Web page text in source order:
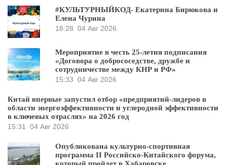
#КУЛЬТУРНЫЙКОД- Екатерина Бирюкова и
Елена Чурина
18:28 04 Авг 2026
Мероприятие в честь 25-летия подписания
«Договора о добрососедстве, дружбе и
сотрудничестве между КНР и РФ»
15:33 04 Авг 2026
Китай впервые запустил отбор «предприятий-лидеров в
области энергоэффективности и углеродной эффективности
в ключевых отраслях» на 2026 год
15:31
04 Авг 2026
Опубликована культурно-спортивная
программа II Российско-Китайского форума,
который пройдет в Хабаровске